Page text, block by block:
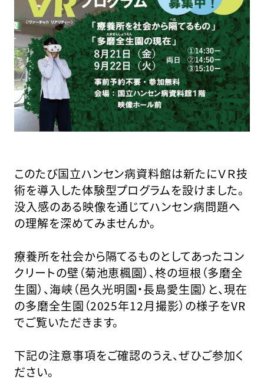
このたび国立ハンセン病資料館は新たにＶＲ技
術を導入した体験型プログラムを設けました。
没入感のある映像を通じてハンセン病問題へ
の理解を深めてみませんか。
療養所を社会から隔てるものとしてあったコン
クリートの壁（菊池恵楓園）、柊の垣根（多磨全
生園）、海峡（邑久光明園・長島愛生園）と、現在
の多磨全生園（2025年12月撮影）の様子をVR
でご覧いただきます。
下記の注意事項をご確認のうえ、ぜひご参加く
ださい。